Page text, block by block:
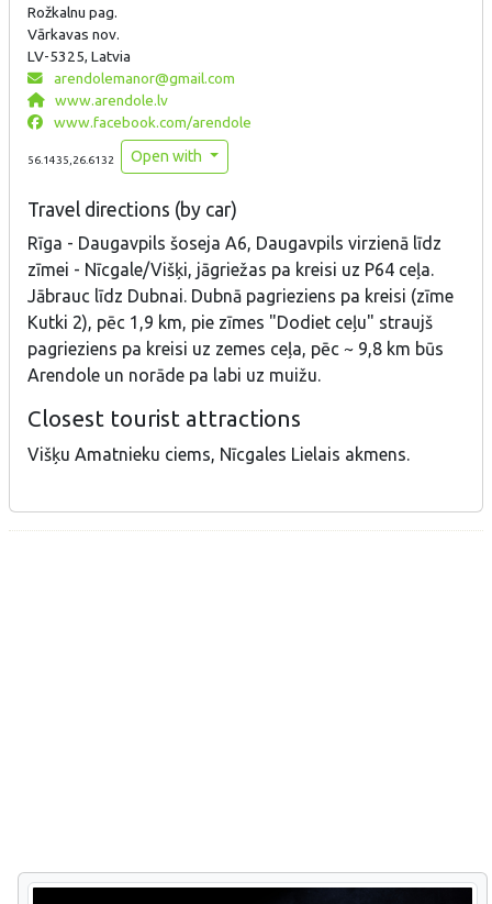
Rožkalnu pag.
Vārkavas nov.
LV-5325, Latvia
arendolemanor@gmail.com
www.arendole.lv
www.facebook.com/arendole
56.1435,26.6132 Open with
Travel directions (by car)
Rīga - Daugavpils šoseja A6, Daugavpils virzienā līdz
zīmei - Nīcgale/Višķi, jāgriežas pa kreisi uz P64 ceļa.
Jābrauc līdz Dubnai. Dubnā pagrieziens pa kreisi (zīme
Kutki 2), pēc 1,9 km, pie zīmes "Dodiet ceļu" straujš
pagrieziens pa kreisi uz zemes ceļa, pēc ~ 9,8 km būs
Arendole un norāde pa labi uz muižu.
Closest tourist attractions
Višķu Amatnieku ciems, Nīcgales Lielais akmens.